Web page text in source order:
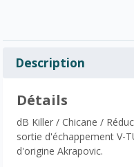
Description
Détails
dB Killer / Chicane /
sortie d'échappement V-
d'origine Akrapovic.